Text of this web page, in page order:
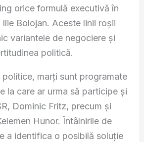
orice formulă executivă în
Bolojan. Aceste linii roșii
variantele de negociere și
politică.
marți sunt programate
la care ar urma să participe și
Dominic Fritz, precum și
Hunor. Întâlnirile de
a identifica o posibilă soluție